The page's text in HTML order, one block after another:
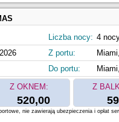
Liczba nocy: 4
Z portu:
Do portu:
Z OKNEM:
520,00
Z
nie zawierają ubezpieczenia i opłat